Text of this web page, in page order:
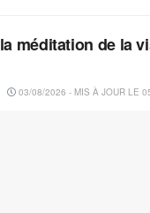
méditation de la
03/08/2026 - MIS À JOUR LE